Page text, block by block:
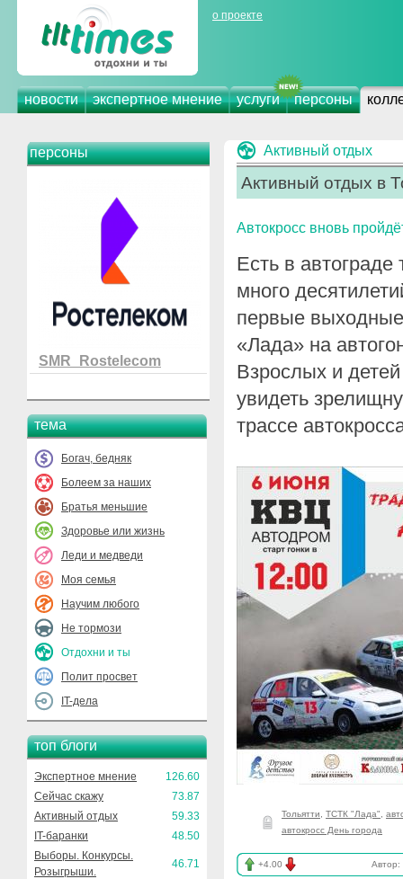
о проекте
новости экспертное мнение услуги персоны
персоны
SMR_Rostelecom
тема
Богач, бедняк
Болеем за наших
Братья меньшие
Здоровье или жизнь
Леди и медведи
Моя семья
Научим любого
Не тормози
Отдохни и ты
Полит просвет
IT-дела
топ блоги
Экспертное мнение
126.60
Сейчас скажу
73.87
Активный отдых
59.33
IT-баранки
48.50
Выборы. Конкурсы.
Розыгрыши.
46.71
Активный отдых
Активный отдых в
Автокросс вновь
Есть в
много
первые
«Лада» на
Взрослых и
увидеть
трассе
Тольятти ТСТК "Лада"
автокросс День города
+4.00 Автор: